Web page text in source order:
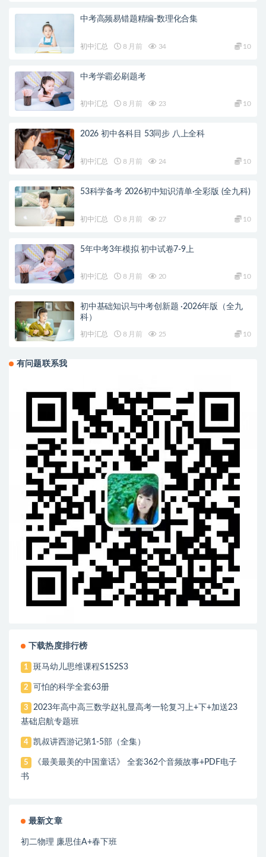
中考高频易错题精编-数理化合集
初中汇总 8 月前 34 10
中考学霸必刷题考
初中汇总 8 月前 23 10
2026 初中各科目 53同步 八上全科
初中汇总 8 月前 24 10
53科学备考 2026初中知识清单·全彩版 (全九科)
初中汇总 8 月前 27 10
5年中考3年模拟 初中试卷7-9上
初中汇总 8 月前 20 10
初中基础知识与中考创新题 ·2026年版（全九
科）
初中汇总 8 月前 25 10
有问题联系我
下载热度排行榜
1 斑马幼儿思维课程S1S2S3
2 可怕的科学全套63册
3
2023年高中高三数学赵礼显高考一轮复习上+下+加送23
基础启航专题班
4 凯叔讲西游记第1-5部（全集）
5
《最美最美的中国童话》 全套362个音频故事+PDF电子
书
最新文章
初二物理 廉思佳A+春下班